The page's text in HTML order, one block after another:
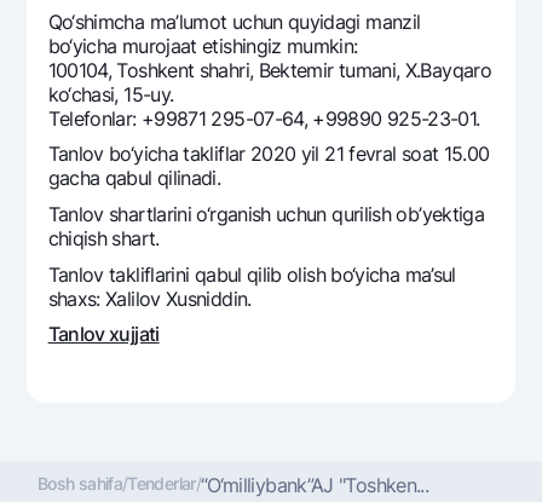
Shaxsiy ma'lumotlarni qayta ishlashga rozilik berish
Bizni ijtimoiy tarmoqlarda kuzatib boring
+998 78 148-00-101344
Qo‘shimcha ma’lumot uchun quyidagi manzil
bo‘yicha murojaat etishingiz mumkin:
100104, Toshkеnt shahri, Bеktеmir tumani, X.Bayqaro
ko‘chasi, 15-uy.
Tеlefonlar: +99871 295-07-64, +99890 925-23-01.
Tanlov bo‘yicha takliflar 2020 yil 21 fеvral soat 15.00
gacha qabul qilinadi.
Tanlov shartlarini o‘rganish uchun qurilish ob’yektiga
chiqish shart.
Tanlov takliflarini qabul qilib olish bo‘yicha ma’sul
shaxs: Xalilov Xusniddin.
Tanlov xujjati
Bosh sahifa/Tenderlar/“O‘milliybank”AJ "Toshken...